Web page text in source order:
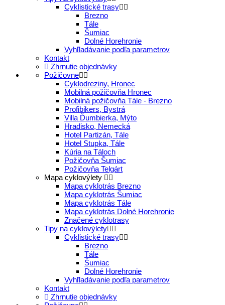
Cyklistické trasy
Brezno
Tále
Šumiac
Dolné Horehronie
Vyhľladávanie podľa parametrov
Kontakt
Zhrnutie objednávky
Požičovne
Cyklodreziny, Hronec
Mobilná požičovňa Hronec
Mobilná požičovňa Tále - Brezno
Profibikers, Bystrá
Villa Ďumbierka, Mýto
Hradisko, Nemecká
Hotel Partizán, Tále
Hotel Stupka, Tále
Kúria na Táloch
Požičovňa Šumiac
Požičovňa Telgárt
Mapa cyklovýlety
Mapa cyklotrás Brezno
Mapa cyklotrás Šumiac
Mapa cyklotrás Tále
Mapa cyklotrás Dolné Horehronie
Značené cyklotrasy
Tipy na cyklovýlety
Cyklistické trasy
Brezno
Tále
Šumiac
Dolné Horehronie
Vyhľladávanie podľa parametrov
Kontakt
Zhrnutie objednávky